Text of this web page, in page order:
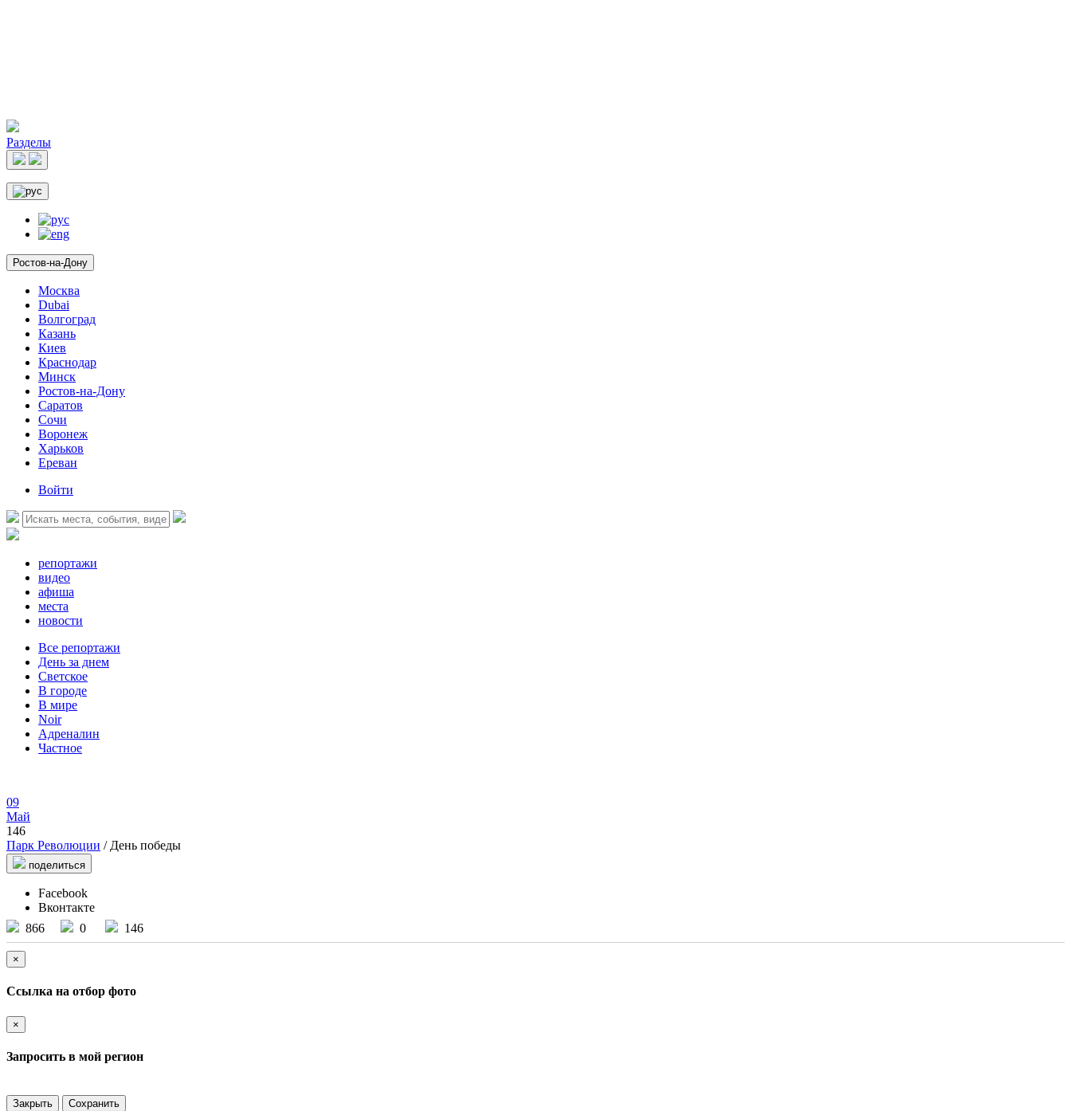
Разделы
Ростов-на-Дону
Москва
Dubai
Волгоград
Казань
Киев
Краснодар
Минск
Ростов-на-Дону
Саратов
Сочи
Воронеж
Харьков
Ереван
Войти
репортажи
видео
афиша
места
новости
Все репортажи
День за днем
Светское
В городе
В мире
Noir
Адреналин
Частное
09
Май
146
Парк Революции / День победы
поделиться
Facebook
Вконтакте
866
0 146
×
Ссылка на отбор фото
×
Запросить в мой регион
Закрыть Сохранить